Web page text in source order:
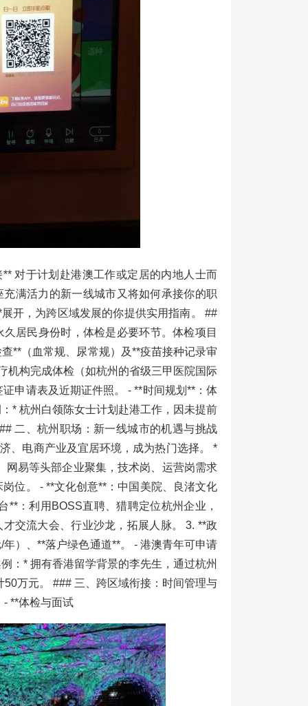
于计划赴港澳工作或定居的内地人士而
满活力的新一线城市又将如何承接你的职
开，为跨区域发展的你提供实用指南。 ##
居民身份时，体检是必要环节。体检项目
**（血常规、尿常规）及**疫苗接种记录审
机构完成体检（如杭州的省级三甲医院国际
申请表及近期证件照。 - **时间规划**：体
* 杭州白领陈女士计划赴港工作，因未提前
二、杭州职场：新一线城市的机遇与挑战
、电商产业及宜居环境，成为热门选择。 *
网易等头部企业聚集，技术岗、运营岗需求
位。 - **文化创意**：中国美院、良渚文化
**：利用BOSS直聘、猎聘定位杭州企业，
交流大会、行业沙龙，拓展人脉。 3. **政
）、**落户绿色通道**。 - 港澳青年可申请
：* 拥有香港留学背景的李先生，通过杭州
万元。 ### 三、跨区域衔接：时间管理与
- **体检与面试